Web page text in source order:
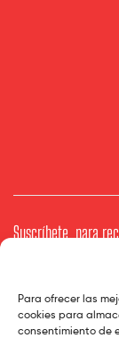
Para ofrecer las
cookies para
consentimiento de
Suscríbete para